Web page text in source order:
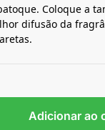
Coloque a
difusão da
Adicionar ao